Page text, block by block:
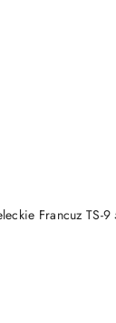
Francuz TS-9